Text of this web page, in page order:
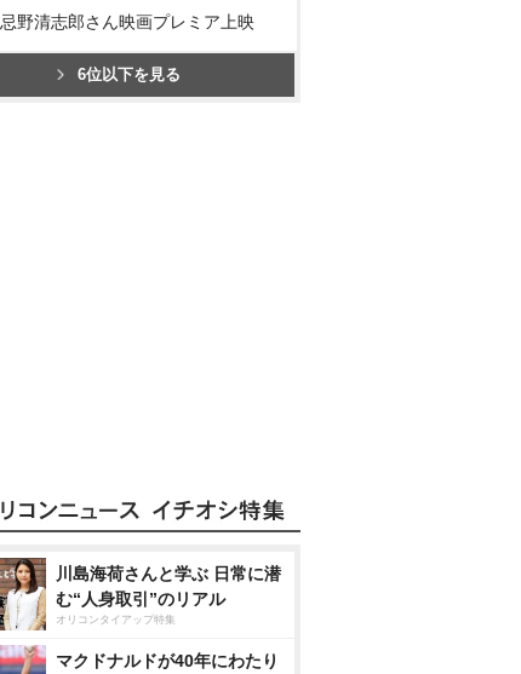
忌野清志郎さん映画プレミア上映
6位以下を見る
川島海荷さんと学ぶ 日常に潜
む“人身取引”のリアル
オリコンタイアップ特集
マクドナルドが40年にわたり